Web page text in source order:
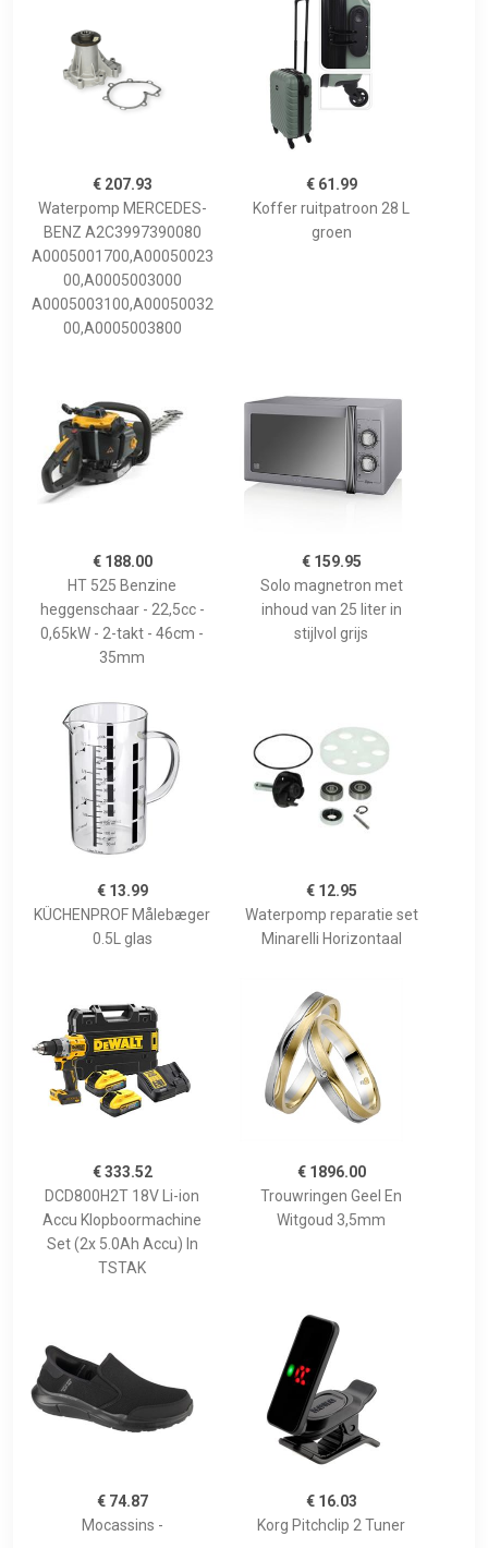
€ 207.93
Waterpomp MERCEDES-
BENZ A2C3997390080
A0005001700,A00050023
00,A0005003000
A0005003100,A00050032
00,A0005003800
€ 61.99
Koffer ruitpatroon 28 L
groen
€ 188.00
HT 525 Benzine
heggenschaar - 22,5cc -
0,65kW - 2-takt - 46cm -
35mm
€ 159.95
Solo magnetron met
inhoud van 25 liter in
stijlvol grijs
€ 13.99
KÜCHENPROF Målebæger
0.5L glas
€ 12.95
Waterpomp reparatie set
Minarelli Horizontaal
€ 333.52
DCD800H2T 18V Li-ion
Accu Klopboormachine
Set (2x 5.0Ah Accu) In
TSTAK
€ 1896.00
Trouwringen Geel En
Witgoud 3,5mm
€ 74.87
Mocassins -
€ 16.03
Korg Pitchclip 2 Tuner